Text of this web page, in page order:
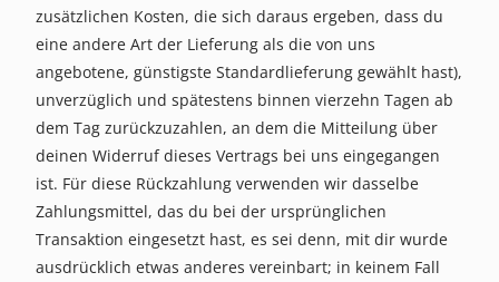
4151
90
zusätzlichen Kosten, die sich daraus ergeben, dass du
eine andere Art der Lieferung als die von uns
angebotene, günstigste Standardlieferung gewählt hast),
unverzüglich und spätestens binnen vierzehn Tagen ab
dem Tag zurückzuzahlen, an dem die Mitteilung über
deinen Widerruf dieses Vertrags bei uns eingegangen
ist. Für diese Rückzahlung verwenden wir dasselbe
Zahlungsmittel, das du bei der ursprünglichen
Transaktion eingesetzt hast, es sei denn, mit dir wurde
ausdrücklich etwas anderes vereinbart; in keinem Fall